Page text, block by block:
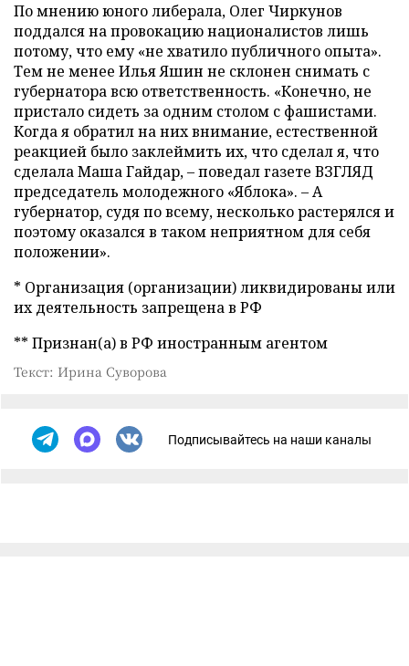
По мнению юного либерала, Олег Чиркунов
поддался на провокацию националистов лишь
потому, что ему «не хватило публичного опыта».
Тем не менее Илья Яшин не склонен снимать с
губернатора всю ответственность. «Конечно, не
пристало сидеть за одним столом с фашистами.
Когда я обратил на них внимание, естественной
реакцией было заклеймить их, что сделал я, что
сделала Маша Гайдар, – поведал газете ВЗГЛЯД
председатель молодежного «Яблока». – А
губернатор, судя по всему, несколько растерялся и
поэтому оказался в таком неприятном для себя
положении».
* Организация (организации) ликвидированы или
их деятельность запрещена в РФ
** Признан(а) в РФ иностранным агентом
Текст: Ирина Суворова
Подписывайтесь на наши каналы